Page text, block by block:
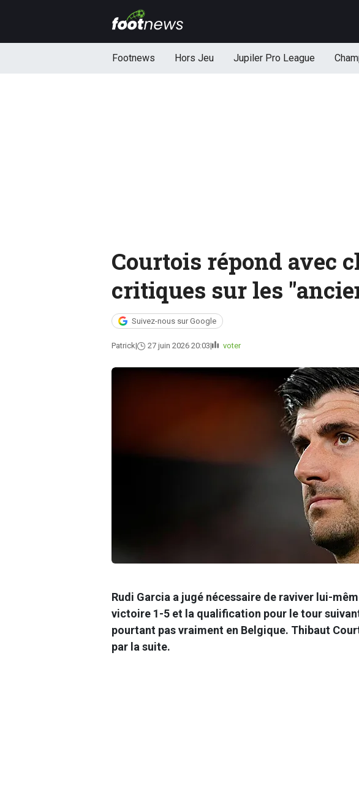
Footnews Hors Jeu Jupiler Pro League
Courtois répond avec
critiques sur les
Suivez-nous sur Google
Patrick 27 juin 2026 20:03 voter
Rudi Garcia a jugé nécessaire de raviver lui-
victoire 1-5 et la qualification pour le tour
pourtant pas vraiment en Belgique. Thibaut
par la suite.